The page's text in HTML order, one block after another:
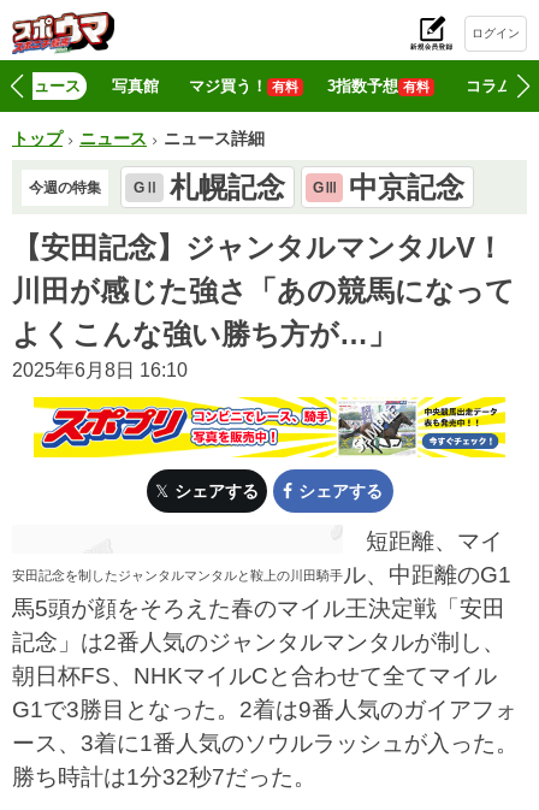
ログイン
ニュース 写真館 マジ買う！ 有料 3指数予想 有料 コラム
トップ ニュース ニュース詳細
今週の特集 GⅡ 札幌記念 GⅢ
中京記念
【安田記念】ジャンタルマンタルV！
川田が感じた強さ「あの競馬になって
よくこんな強い勝ち方が…」
2025年6月8日 16:10
シェアする シェアする
安田記念を制したジャンタルマンタルと鞍上の川田騎手
短距離、マイ
ル、中距離のG1
馬5頭が顔をそろえた春のマイル王決定戦「安田
記念」は2番人気のジャンタルマンタルが制し、
朝日杯FS、NHKマイルCと合わせて全てマイル
G1で3勝目となった。2着は9番人気のガイアフォ
ース、3着に1番人気のソウルラッシュが入った。
勝ち時計は1分32秒7だった。